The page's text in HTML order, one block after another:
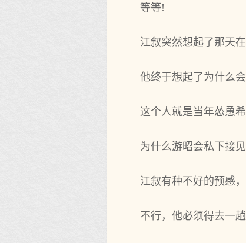
等等!
江叙突然想起了那天
他终于想起了为什么
这个人就是当年怂恿
为什么游昭会私下接见
江叙有种不好的预感
不行，他必须得去一